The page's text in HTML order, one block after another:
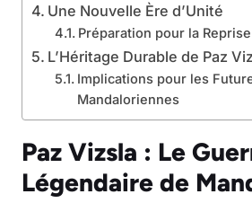
Une Nouvelle Ère d’Unité
Préparation pour la
L’Héritage Durable de Paz
Implications pour les
Mandaloriennes
Paz Vizsla : Le
Légendaire de